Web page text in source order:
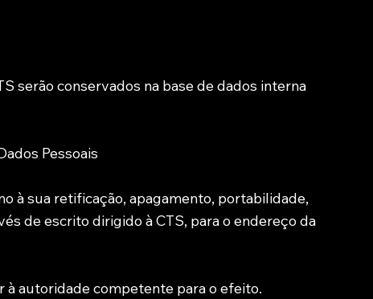
serão conservados na base de dados interna
Pessoais
à sua retificação, apagamento, portabilidade,
de escrito dirigido à CTS, para o endereço da
autoridade competente para o efeito.